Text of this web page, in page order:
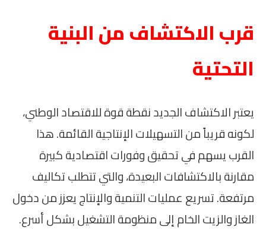
قرب الاكتشاف من البنية
التحتية
يعتبر الاكتشاف الجديد نقطة قوة للاقتصاد الوطني،
لكونه قريباً من التسهيلات الإنتاجية القائمة. هذا
القرب يسهم في تحقيق وفورات اقتصادية كبيرة
مقارنة بالاكتشافات البعيدة، والتي تتطلب تكاليف
مرتفعة. تسريع عمليات التنمية والإنتاج يعزز من دخول
الغاز والزيت الخام إلى منظومة التشغيل بشكل أسرع.